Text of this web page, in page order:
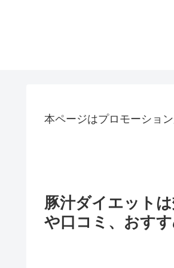
本ページはプロモーショ
豚汁ダイエット
や口コミ、おす